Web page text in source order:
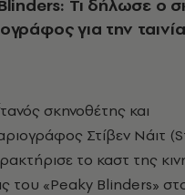
Τι δήλωσε ο
για την
σκηνοθέτης και
Στίβεν Νάιτ
το καστ της
του «Peaky Blinders»